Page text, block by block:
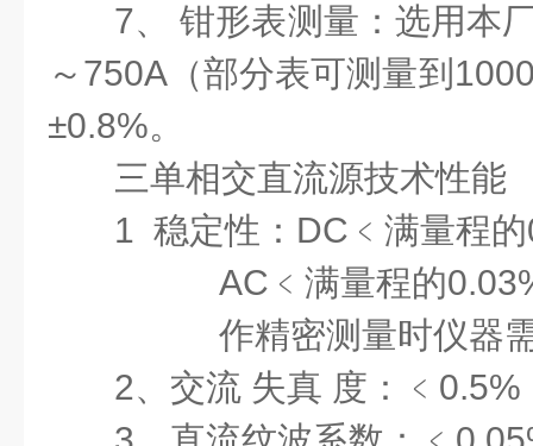
7、 钳形表测量：选用本
～750A（部分表可测量到
±0.8%。
三单相交直流源技术性能
1 稳定性：DC﹤满量程
AC﹤满量程的
作精密测量时仪器需
2、交流 失真 度：﹤0.5%